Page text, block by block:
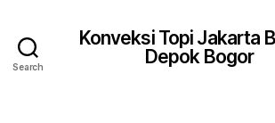
Search
Konveksi Topi Jakarta
Depok Bogor